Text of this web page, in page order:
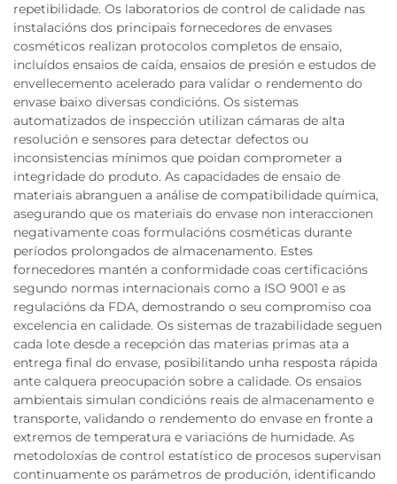
repetibilidade. Os laboratorios de control de calidade nas
instalacións dos principais fornecedores de envases
cosméticos realizan protocolos completos de ensaio,
incluídos ensaios de caída, ensaios de presión e estudos de
envellecemento acelerado para validar o rendemento do
envase baixo diversas condicións. Os sistemas
automatizados de inspección utilizan cámaras de alta
resolución e sensores para detectar defectos ou
inconsistencias mínimos que poidan comprometer a
integridade do produto. As capacidades de ensaio de
materiais abranguen a análise de compatibilidade química,
asegurando que os materiais do envase non interaccionen
negativamente coas formulacións cosméticas durante
períodos prolongados de almacenamento. Estes
fornecedores mantén a conformidade coas certificacións
segundo normas internacionais como a ISO 9001 e as
regulacións da FDA, demostrando o seu compromiso coa
excelencia en calidade. Os sistemas de trazabilidade seguen
cada lote desde a recepción das materias primas ata a
entrega final do envase, posibilitando unha resposta rápida
ante calquera preocupación sobre a calidade. Os ensaios
ambientais simulan condicións reais de almacenamento e
transporte, validando o rendemento do envase en fronte a
extremos de temperatura e variacións de humidade. As
metodoloxías de control estatístico de procesos supervisan
continuamente os parámetros de produción, identificando